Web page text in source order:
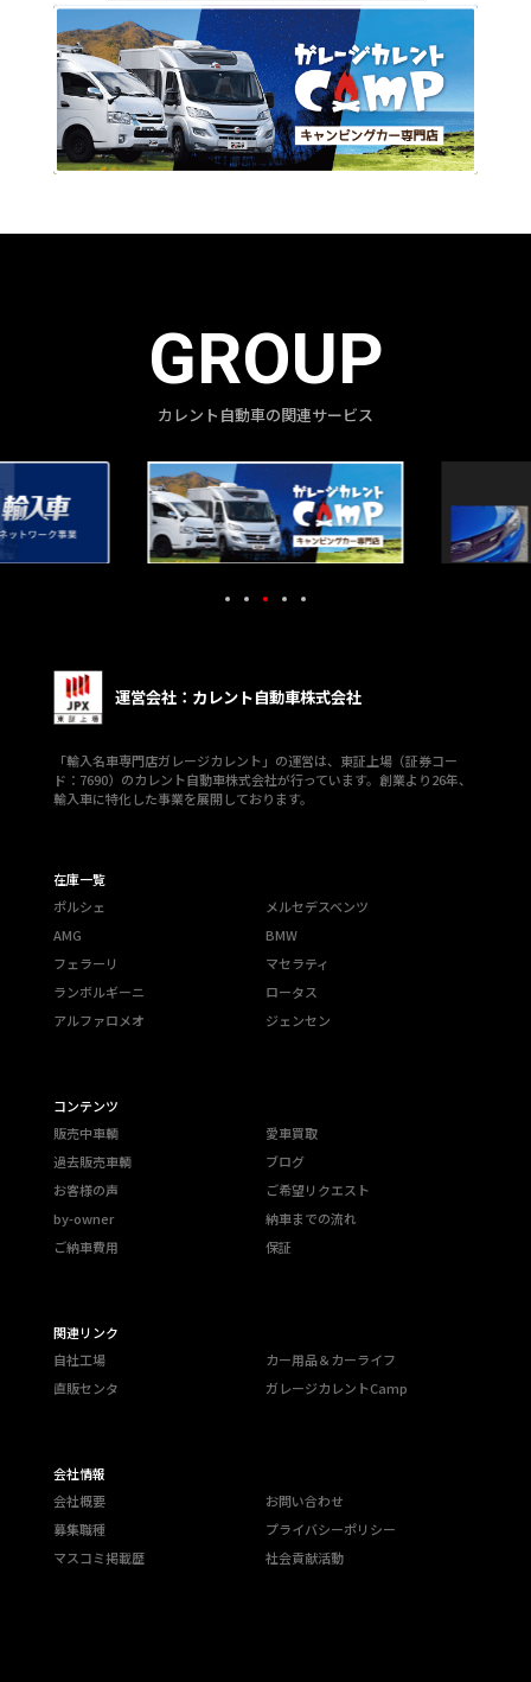
GROUP
カレント自動車の関連サービス
運営会社：カレント自動車株式会社
「輸入名車専門店ガレージカレント」の運営は、東証上場（証券コー
ド：7690）のカレント自動車株式会社が行っています。創業より26年、
輸入車に特化した事業を展開しております。
在庫一覧
ポルシェ
メルセデスベンツ
AMG
BMW
フェラーリ
マセラティ
ランボルギーニ
ロータス
アルファロメオ
ジェンセン
コンテンツ
販売中車輌
愛車買取
過去販売車輌
ブログ
お客様の声
ご希望リクエスト
by-owner
納車までの流れ
ご納車費用
保証
関連リンク
自社工場
カー用品＆カーライフ
直販センタ
ガレージカレントCamp
会社情報
会社概要
お問い合わせ
募集職種
プライバシーポリシー
マスコミ掲載歴
社会貢献活動